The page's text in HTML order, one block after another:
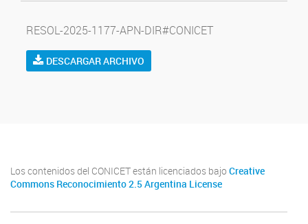
RESOL-2025-1177-APN-DIR#CONICET
DESCARGAR ARCHIVO
Los contenidos del CONICET están licenciados bajo Creative
Commons Reconocimiento 2.5 Argentina License